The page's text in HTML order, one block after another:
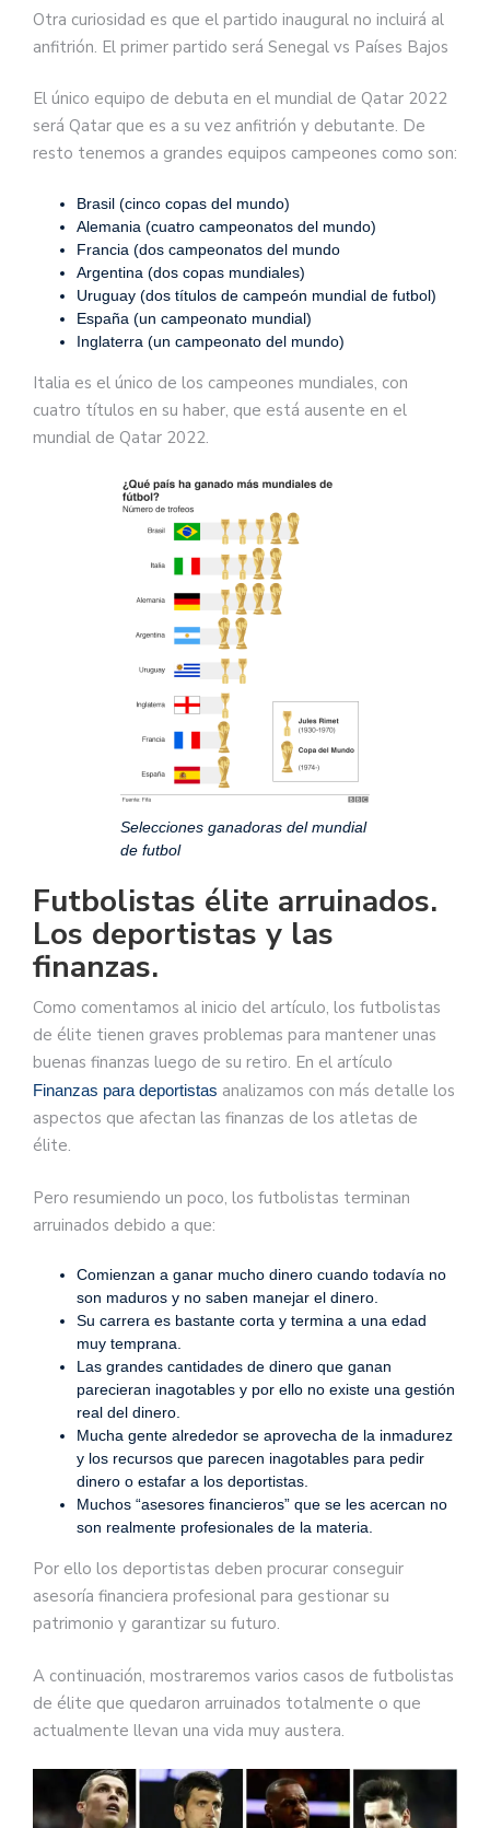
Otra curiosidad es que el partido inaugural no incluirá al
anfitrión. El primer partido será Senegal vs Países Bajos
El único equipo de debuta en el mundial de Qatar 2022
será Qatar que es a su vez anfitrión y debutante. De
resto tenemos a grandes equipos campeones como son:
Brasil (cinco copas del mundo)
Alemania (cuatro campeonatos del mundo)
Francia (dos campeonatos del mundo
Argentina (dos copas mundiales)
Uruguay (dos títulos de campeón mundial de futbol)
España (un campeonato mundial)
Inglaterra (un campeonato del mundo)
Italia es el único de los campeones mundiales, con
cuatro títulos en su haber, que está ausente en el
mundial de Qatar 2022.
Selecciones ganadoras del mundial
de futbol
Futbolistas élite arruinados.
Los deportistas y las
finanzas.
Como comentamos al inicio del artículo, los futbolistas
de élite tienen graves problemas para mantener unas
buenas finanzas luego de su retiro. En el artículo
Finanzas para deportistas analizamos con más detalle los
aspectos que afectan las finanzas de los atletas de
élite.
Pero resumiendo un poco, los futbolistas terminan
arruinados debido a que:
Comienzan a ganar mucho dinero cuando todavía no
son maduros y no saben manejar el dinero.
Su carrera es bastante corta y termina a una edad
muy temprana.
Las grandes cantidades de dinero que ganan
parecieran inagotables y por ello no existe una gestión
real del dinero.
Mucha gente alrededor se aprovecha de la inmadurez
y los recursos que parecen inagotables para pedir
dinero o estafar a los deportistas.
Muchos “asesores financieros” que se les acercan no
son realmente profesionales de la materia.
Por ello los deportistas deben procurar conseguir
asesoría financiera profesional para gestionar su
patrimonio y garantizar su futuro.
A continuación, mostraremos varios casos de futbolistas
de élite que quedaron arruinados totalmente o que
actualmente llevan una vida muy austera.